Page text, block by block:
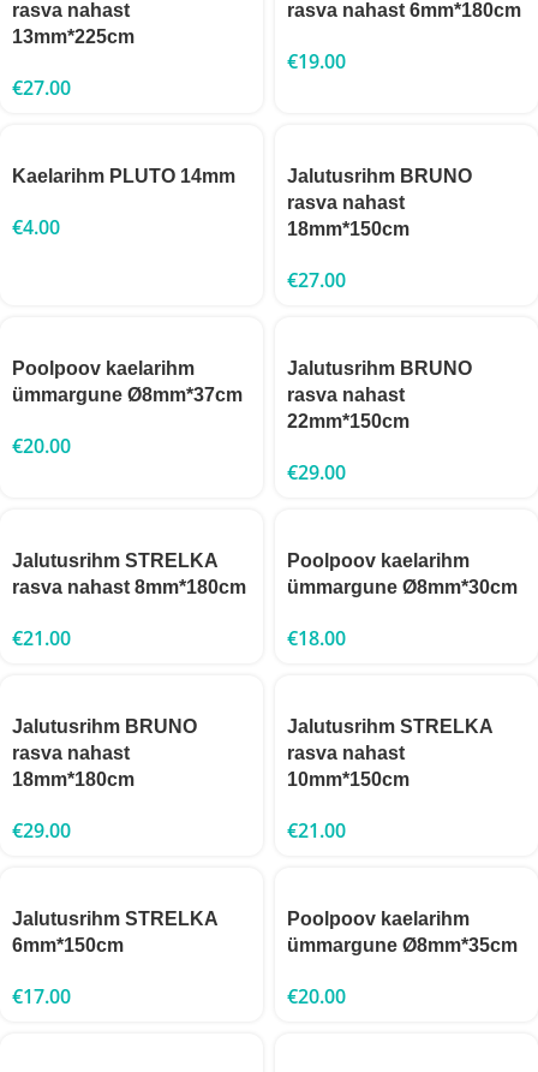
rasva nahast
13mm*225cm
€27.00
rasva nahast 6mm*180cm
€19.00
Kaelarihm PLUTO 14mm
€4.00
Jalutusrihm BRUNO
rasva nahast
18mm*150cm
€27.00
Poolpoov kaelarihm
ümmargune Ø8mm*37cm
€20.00
Jalutusrihm BRUNO
rasva nahast
22mm*150cm
€29.00
Jalutusrihm STRELKA
rasva nahast 8mm*180cm
€21.00
Poolpoov kaelarihm
ümmargune Ø8mm*30cm
€18.00
Jalutusrihm BRUNO
rasva nahast
18mm*180cm
€29.00
Jalutusrihm STRELKA
rasva nahast
10mm*150cm
€21.00
Jalutusrihm STRELKA
6mm*150cm
€17.00
Poolpoov kaelarihm
ümmargune Ø8mm*35cm
€20.00